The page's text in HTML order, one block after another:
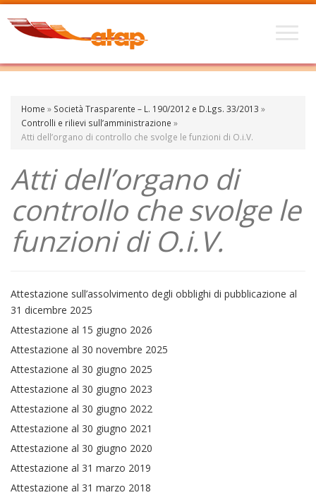
Home » Società Trasparente – L. 190/2012 e D.Lgs. 33/2013 »
Controlli e rilievi sull’amministrazione »
Atti dell’organo di controllo che svolge le funzioni di O.i.V.
Atti dell’organo di
controllo che svolge le
funzioni di O.i.V.
Attestazione sull’assolvimento degli obblighi di pubblicazione al
31 dicembre 2025
Attestazione al 15 giugno 2026
Attestazione al 30 novembre 2025
Attestazione al 30 giugno 2025
Attestazione al 30 giugno 2023
Attestazione al 30 giugno 2022
Attestazione al 30 giugno 2021
Attestazione al 30 giugno 2020
Attestazione al 31 marzo 2019
Attestazione al 31 marzo 2018